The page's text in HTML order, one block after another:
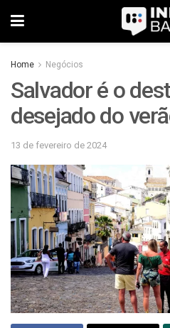
Home Negócios
Salvador é o
desejado do
13 de fevereiro de 2024